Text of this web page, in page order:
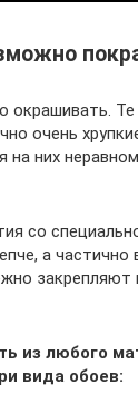
окрашивать. Те
очень
них
со
а частично
закрепляют
из любого
вида обоев: